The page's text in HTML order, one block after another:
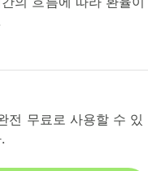
전 무료로 사용할 수 있